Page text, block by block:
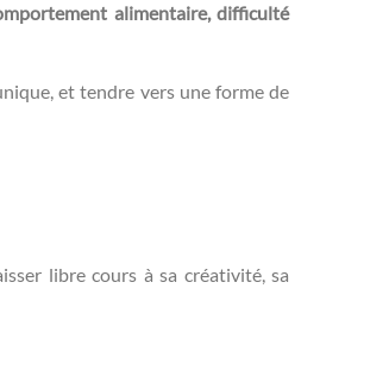
alimentaire, difficulté
et tendre vers une forme de
libre cours à sa créativité, sa